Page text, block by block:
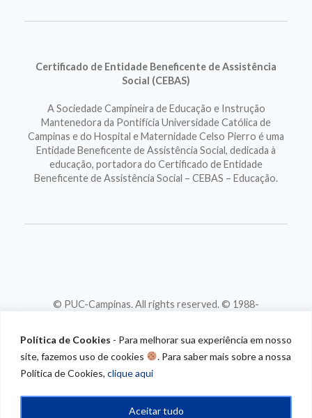
Política de Cookies - Para melhorar sua experiência em nosso
site, fazemos uso de cookies
. Para saber mais sobre a nossa
Política de Cookies, clique aqui
Aceitar tudo
Certificado de Entidade Beneficente de Assistência
Social (CEBAS)
A Sociedade Campineira de Educação e Instrução
Mantenedora da Pontifícia Universidade Católica de
Campinas e do Hospital e Maternidade Celso Pierro é uma
Entidade Beneficente de Assistência Social, dedicada à
educação, portadora do Certificado de Entidade
Beneficente de Assistência Social – CEBAS – Educação.
© PUC-Campinas. All rights reserved. © 1988-